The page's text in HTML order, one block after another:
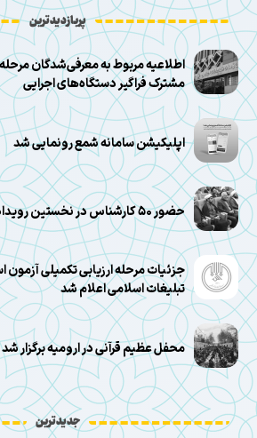
پربازدیدترین
اطلاعیه مربوط به معرفی‌شدگان
مشترک فراگیر دستگاه‌های اجرایی
اپلیکیشن سامانه شمع رونمایی شد
حضور ۵۰ کارشناس در نخستین رویداد منطقه‌ای قرآنی
جزئیات مرحله ارزیابی تکمیلی
تبلیغات اسلامی اعلام شد
محفل عظیم قرآنی در ارومیه برگزار شد
جدیدترین